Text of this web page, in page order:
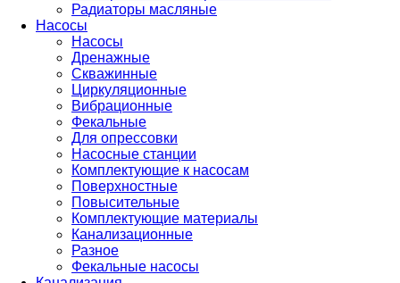
Радиаторы масляные
Насосы
Насосы
Дренажные
Скважинные
Циркуляционные
Вибрационные
Фекальные
Для опрессовки
Насосные станции
Комплектующие к насосам
Поверхностные
Повысительные
Комплектующие материалы
Канализационные
Разное
Фекальные насосы